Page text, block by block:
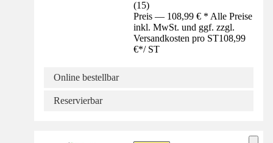
(15)
Preis — 108,99 € * Alle Preise
inkl. MwSt. und ggf. zzgl.
Versandkosten pro ST108,99
€*/ ST
Online bestellbar
Reservierbar